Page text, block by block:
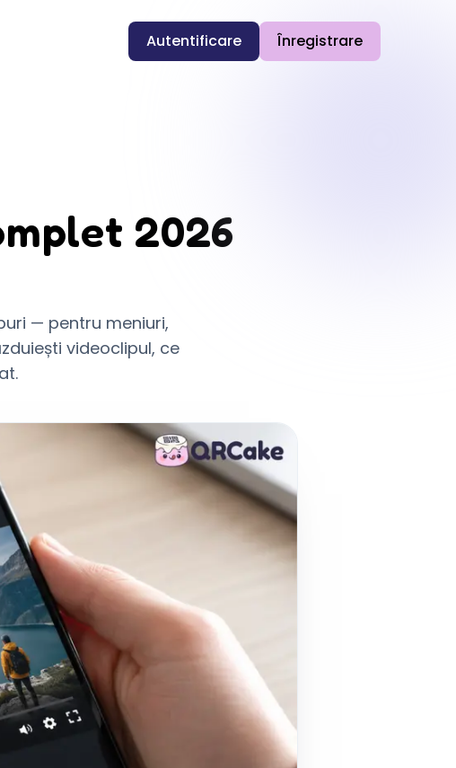
Autentificare Înregistrare
2026
— pentru meniuri,
videoclipul, ce